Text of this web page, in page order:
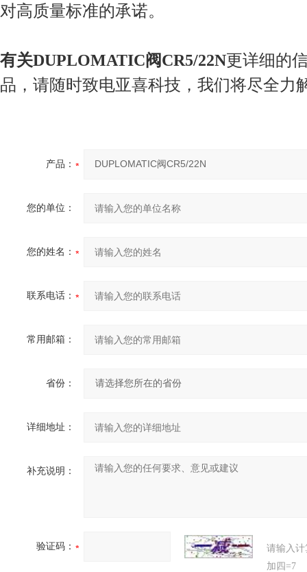
对高质量标准的承诺。
有关DUPLOMATIC阀CR5/22N更详细的
品，请随时致电亚喜科技，我们将尽全力
产品：
您的单位：
您的姓名：
联系电话：
常用邮箱：
省份：
详细地址：
补充说明：
验证码：
请输入
加四=7